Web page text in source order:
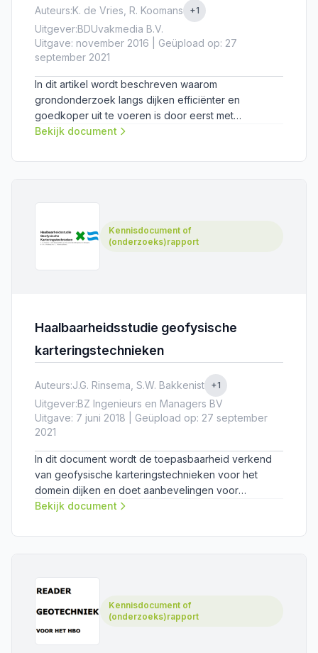
Auteurs:K. de Vries, R. Koomans +1
Uitgever:BDUvakmedia B.V.
Uitgave: november 2016 | Geüpload op: 27
september 2021
In dit artikel wordt beschreven waarom
grondonderzoek langs dijken efficiënter en
goedkoper uit te voeren is door eerst met
geofysische methoden de variatie in opbouw en
Bekijk document
Kennisdocument of
(onderzoeks)rapport
Haalbaarheidsstudie geofysische
karteringstechnieken
Auteurs:J.G. Rinsema, S.W. Bakkenist +1
Uitgever:BZ Ingenieurs en Managers BV
Uitgave: 7 juni 2018 | Geüpload op: 27 september
2021
In dit document wordt de toepasbaarheid verkend
van geofysische karteringstechnieken voor het
domein dijken en doet aanbevelingen voor
verbetering.
Bekijk document
Kennisdocument of
(onderzoeks)rapport